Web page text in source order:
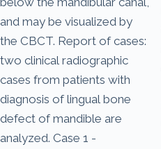
and may be visualized by
the CBCT. Report of cases:
two clinical radiographic
cases from patients with
diagnosis of lingual bone
defect of mandible are
analyzed. Case 1 -